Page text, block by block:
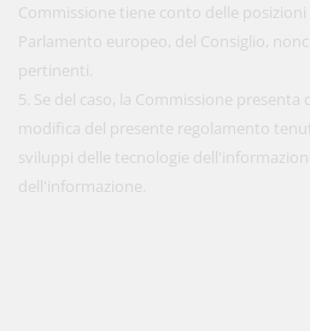
Commissione tiene conto delle
Parlamento europeo, del Consiglio,
pertinenti.
5. Se del caso, la Commissione
modifica del presente regolamento
sviluppi delle tecnologie
dell'informazione.